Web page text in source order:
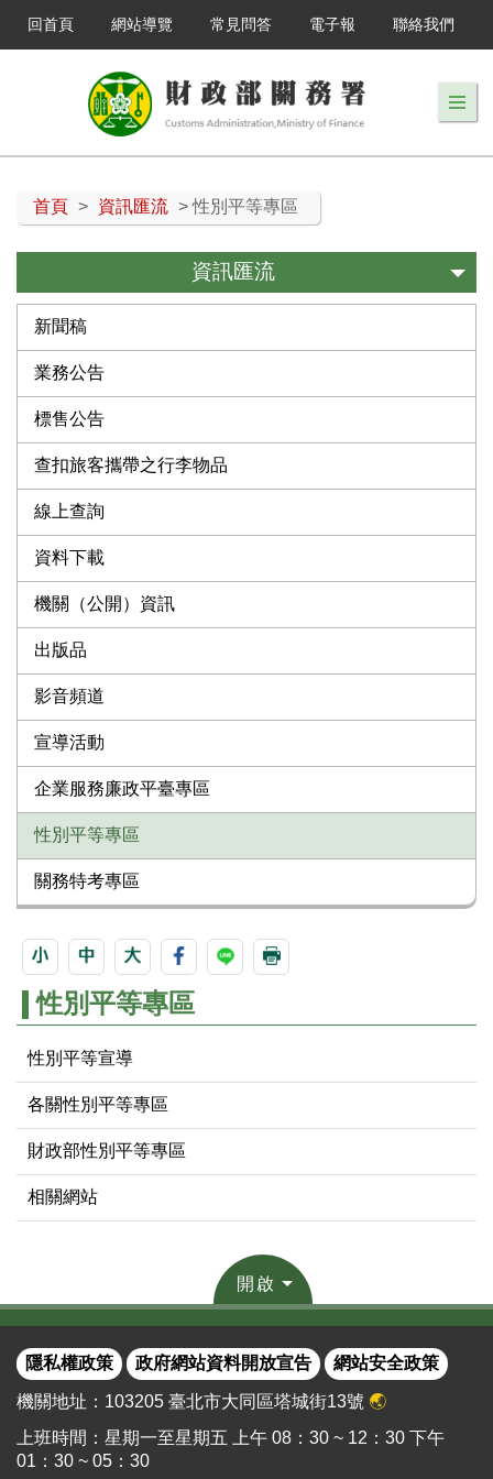
回首頁 網站導覽 常見問答 電子報 聯絡我們
首頁 > 資訊匯流 > 性別平等專區
資訊匯流
新聞稿
業務公告
標售公告
查扣旅客攜帶之行李物品
線上查詢
資料下載
機關（公開）資訊
出版品
影音頻道
宣導活動
企業服務廉政平臺專區
性別平等專區
關務特考專區
性別平等專區
性別平等宣導
各關性別平等專區
財政部性別平等專區
相關網站
開啟
隱私權政策 政府網站資料開放宣告 網站安全政策
機關地址：103205 臺北市大同區塔城街13號 🌏
上班時間：星期一至星期五 上午 08：30 ~ 12：30 下午
01：30 ~ 05：30